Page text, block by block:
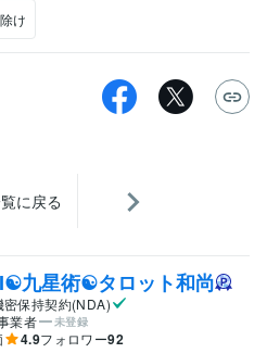
け
に戻る
九星術☯タロット和尚
密保持契約(NDA)
業者
未登録
4.9フォロワー92